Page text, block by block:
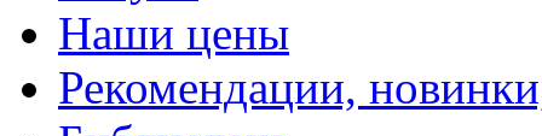
Наши цены
Рекомендации,